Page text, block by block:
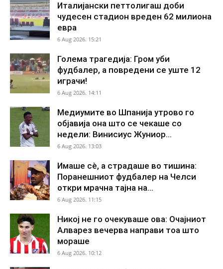
Италијански петтолигаш доби
чудесен стадион вреден 62 милиона
евра
6 Aug 2026. 15:21
Голема трагедија: Гром уби
фудбалер, а повредени се уште 12
играчи!
6 Aug 2026. 14:11
Медиумите во Шпанија утрово го
објавија она што се чекаше со
недели: Винисиус Жуниор...
6 Aug 2026. 13:03
Имаше сè, а страдаше во тишина:
Поранешниот фудбалер на Челси
откри мрачна тајна на...
6 Aug 2026. 11:15
Никој не го очекуваше ова: Очајниот
Алварез вечерва направи тоа што
мораше
6 Aug 2026. 10:12